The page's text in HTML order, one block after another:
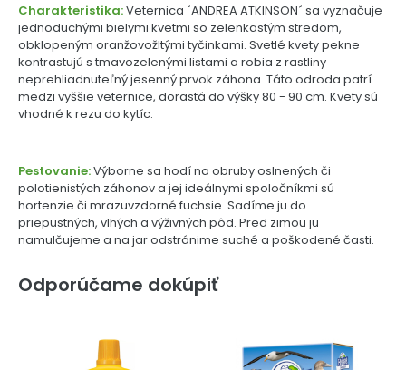
Charakteristika:Veternica ´ANDREA ATKINSON´ sa vyznačuje
jednoduchými bielymi kvetmi so zelenkastým stredom,
obklopeným oranžovožltými tyčinkami. Svetlé kvety pekne
kontrastujú s tmavozelenými listami a robia z rastliny
neprehliadnuteľný jesenný prvok záhona. Táto odroda patrí
medzi vyššie veternice, dorastá do výšky 80 - 90 cm. Kvety sú
vhodné k rezu do kytíc.
Pestovanie:Výborne sa hodí na obruby oslnených či
polotienistých záhonov a jej ideálnymi spoločníkmi sú
hortenzie či mrazuvzdorné fuchsie. Sadíme ju do
priepustných, vlhých a výživných pôd. Pred zimou ju
namulčujeme a na jar odstránime suché a poškodené časti.
Odporúčame dokúpiť